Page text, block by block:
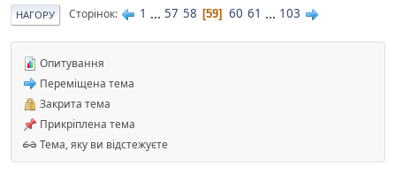
НАГОРУ Сторінок 1 ... 57 58 59 60 61 ... 103
Опитування
Переміщена тема
Закрита тема
Прикріплена тема
Тема, яку ви відстежуєте